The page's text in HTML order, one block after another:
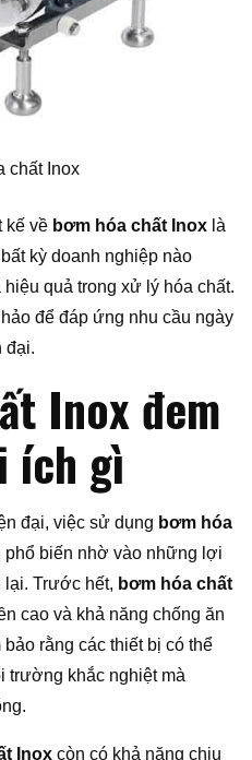
chất Inox
kế về bơm hóa chất Inox là
kỳ doanh nghiệp nào
quả trong xử lý hóa chất.
để đáp ứng nhu cầu ngày
đại.
Inox đem
ích gì
đại, việc sử dụng bơm hóa
phổ biến nhờ vào những lợi
lại. Trước hết, bơm hóa chất
cao và khả năng chống ăn
rằng các thiết bị có thể
trường khắc nghiệt mà
Inox còn có khả năng chịu